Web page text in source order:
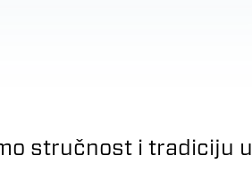
stručnost i tradiciju u